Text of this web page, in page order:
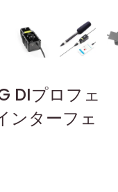
DIプロフェ
ンターフェ